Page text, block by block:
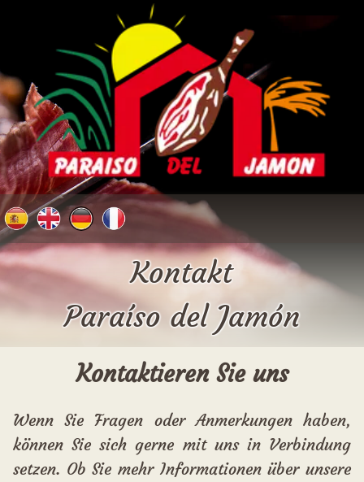
Kontakt
Paraíso del Jamón
Kontaktieren Sie uns
Wenn Sie Fragen oder Anmerkungen haben,
können Sie sich gerne mit uns in Verbindung
setzen. Ob Sie mehr Informationen über unsere